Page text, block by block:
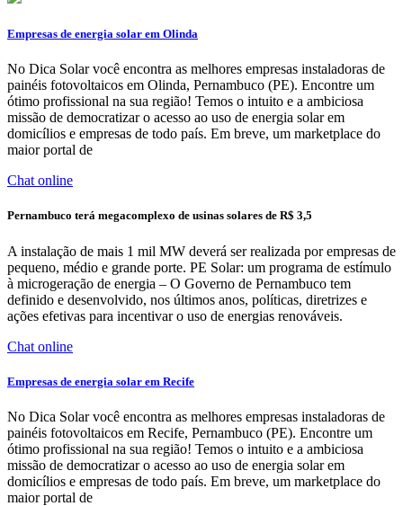
Empresas de energia solar em Olinda
No Dica Solar você encontra as melhores empresas instaladoras de
painéis fotovoltaicos em Olinda, Pernambuco (PE). Encontre um
ótimo profissional na sua região! Temos o intuito e a ambiciosa
missão de democratizar o acesso ao uso de energia solar em
domicílios e empresas de todo país. Em breve, um marketplace do
maior portal de
Chat online
Pernambuco terá megacomplexo de usinas solares de R$ 3,5
A instalação de mais 1 mil MW deverá ser realizada por empresas de
pequeno, médio e grande porte. PE Solar: um programa de estímulo
à microgeração de energia – O Governo de Pernambuco tem
definido e desenvolvido, nos últimos anos, políticas, diretrizes e
ações efetivas para incentivar o uso de energias renováveis.
Chat online
Empresas de energia solar em Recife
No Dica Solar você encontra as melhores empresas instaladoras de
painéis fotovoltaicos em Recife, Pernambuco (PE). Encontre um
ótimo profissional na sua região! Temos o intuito e a ambiciosa
missão de democratizar o acesso ao uso de energia solar em
domicílios e empresas de todo país. Em breve, um marketplace do
maior portal de